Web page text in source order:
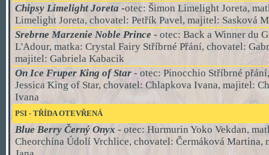
Chipsy Limelight Joreta -otec: Šimon Limelight Joreta,
Limelight Joreta, chovatel: Petřík Pavel, majitel: Sasková
Srebrne Marzenie Noble Prince - otec: Back a Winner du
L'Adour, matka: Crystal Fairy Stříbrné Přání, chovatel:
majitel: Gabriela Kabacik
On Ice Fruper King of Star - otec: Pinocchio Stříbrné
Jessica King of Star, chovatel: Chlapkova Ivana, majitel:
Ivana
PSI - TŘÍDAOTEVŘENÁ
Blue Berry Černý Onyx - otec: Hurmurin Yoko Vekdan,
Cheorchína Údolí Vrchlice, chovatel: Čermáková Martina,